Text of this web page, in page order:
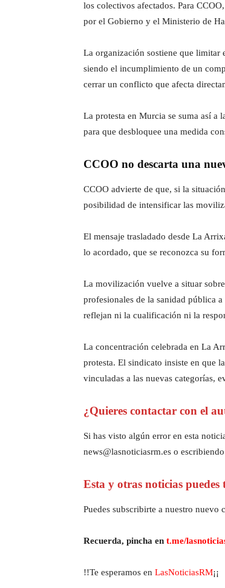
los colectivos afectados. Para
por el Gobierno y el Ministerio de
La organización sostiene que limitar
siendo el incumplimiento de un
cerrar un conflicto que afecta
La protesta en Murcia se suma así a
para que desbloquee una medida
CCOO no descarta una
CCOO advierte de que, si la
posibilidad de intensificar las
El mensaje trasladado desde La
lo acordado, que se reconozca su
La movilización vuelve a situar
profesionales de la sanidad pública
reflejan ni la cualificación ni la
La concentración celebrada en La
protesta. El sindicato insiste en que
vinculadas a las nuevas categorías,
¿Quieres contactar con el
Si has visto algún error en esta
news@lasnoticiasrm.es o
Esta y otras noticias
Puedes subscribirte a nuestro nuevo
Recuerda, pincha en t.me/
!!Te esperamos en LasNoticiasRM¡¡